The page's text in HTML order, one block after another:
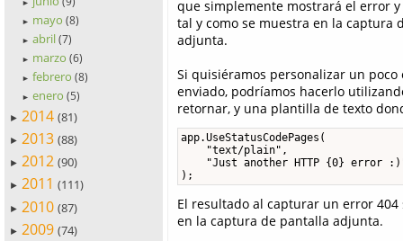
►
► mayo (8)
► abril (7)
► marzo (6)
► febrero (8)
► enero (5)
► 2014 (81)
► 2013 (88)
► 2012 (90)
► 2011 (111)
► 2010 (87)
► 2009 (74)
que simplemente mostrará el error
tal y como se muestra en la captura
adjunta.
Si quisiéramos personalizar un poco
enviado, podríamos hacerlo
retornar, y una plantilla de texto
app.UseStatusCodePages(
    "text/plain",
"Just another HTTP {0} error
);
El resultado al capturar un error
en la captura de pantalla adjunta.